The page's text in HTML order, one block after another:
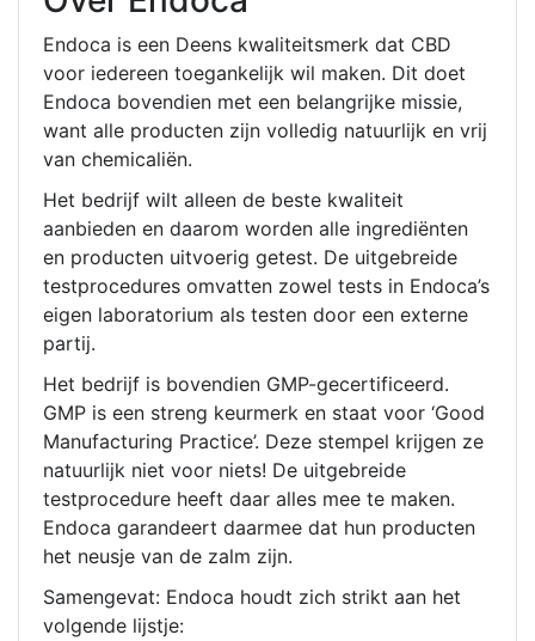
Endoca is een Deens kwaliteitsmerk dat CBD
voor iedereen toegankelijk wil maken. Dit doet
Endoca bovendien met een belangrijke missie,
want alle producten zijn volledig natuurlijk en vrij
van chemicaliën.
Het bedrijf wilt alleen de beste kwaliteit
aanbieden en daarom worden alle ingrediënten
en producten uitvoerig getest. De uitgebreide
testprocedures omvatten zowel tests in Endoca’s
eigen laboratorium als testen door een externe
partij.
Het bedrijf is bovendien GMP-gecertificeerd.
GMP is een streng keurmerk en staat voor ‘Good
Manufacturing Practice’. Deze stempel krijgen ze
natuurlijk niet voor niets! De uitgebreide
testprocedure heeft daar alles mee te maken.
Endoca garandeert daarmee dat hun producten
het neusje van de zalm zijn.
Samengevat: Endoca houdt zich strikt aan het
volgende lijstje: